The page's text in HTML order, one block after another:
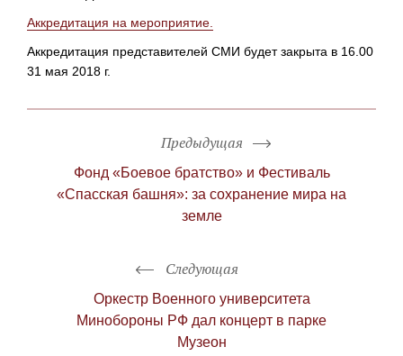
Аккредитация на мероприятие.
Аккредитация представителей СМИ будет закрыта в 16.00
31 мая 2018 г.
Следующая
Оркестр Военного университета
Минобороны РФ дал концерт в парке
Музеон
Предыдущая
Фонд «Боевое братство» и Фестиваль
«Спасская башня»: за сохранение мира на
земле